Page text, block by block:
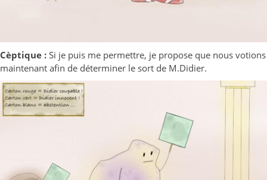
Cèptique : Si je puis me permettre, je propose que nous votions
maintenant afin de déterminer le sort de M.Didier.